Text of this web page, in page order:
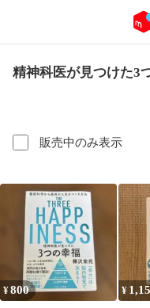
精神科医が見つけた3
販売中のみ表示
¥800 ¥